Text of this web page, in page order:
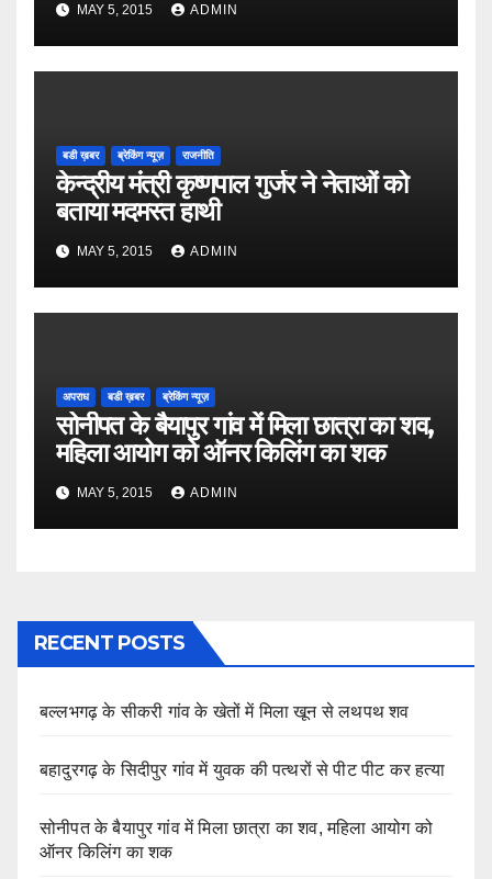
MAY 5, 2015 ADMIN
बडी ख़बर ब्रेकिंग न्यूज़ राजनीति
केन्द्रीय मंत्री कृष्णपाल गुर्जर ने नेताओं को
बताया मदमस्त हाथी
MAY 5, 2015 ADMIN
अपराध बडी ख़बर ब्रेकिंग न्यूज़
सोनीपत के बैयापुर गांव में मिला छात्रा का शव,
महिला आयोग को ऑनर किलिंग का शक
MAY 5, 2015 ADMIN
RECENT POSTS
बल्लभगढ़ के सीकरी गांव के खेतों में मिला खून से लथपथ शव
बहादुरगढ़ के सिदीपुर गांव में युवक की पत्थरों से पीट पीट कर हत्या
सोनीपत के बैयापुर गांव में मिला छात्रा का शव, महिला आयोग को
ऑनर किलिंग का शक